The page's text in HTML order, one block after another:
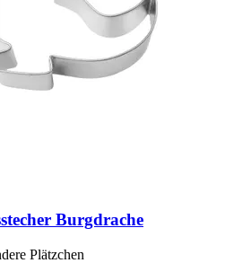
Burgdrache
Plätzchen